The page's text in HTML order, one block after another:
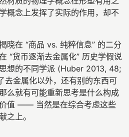
概念上发挥了实际的作用，却不
晓在 “商品 vs. 纯粹信息” 的二分
“货币逐渐去金属化” 历史学假说
想的不同学派 (Huber 2013, 48;
去金属化以外，还有别的东西可
么就有可能重新思考是什么构成
值 —— 当然是在综合考虑这些
之上。